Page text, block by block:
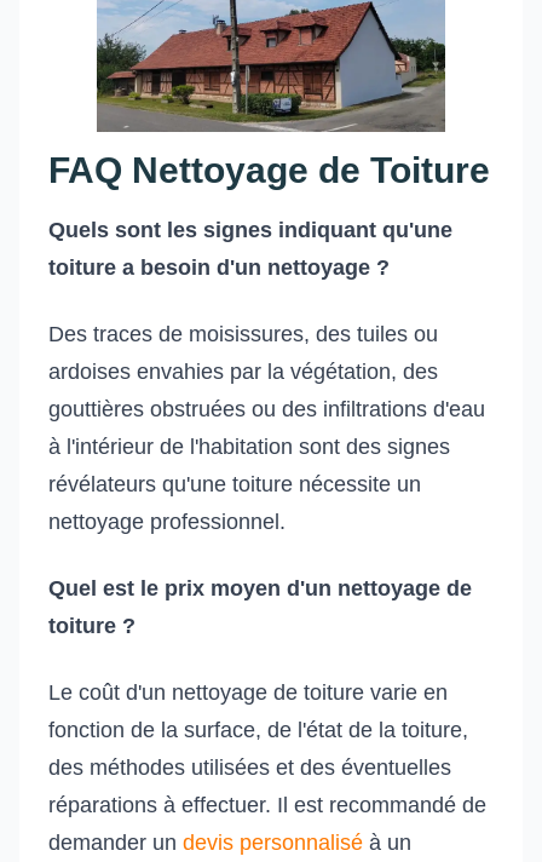
FAQ Nettoyage de Toiture
Quels sont les signes indiquant qu'une
toiture a besoin d'un nettoyage ?
Des traces de moisissures, des tuiles ou
ardoises envahies par la végétation, des
gouttières obstruées ou des infiltrations d'eau
à l'intérieur de l'habitation sont des signes
révélateurs qu'une toiture nécessite un
nettoyage professionnel.
Quel est le prix moyen d'un nettoyage de
toiture ?
Le coût d'un nettoyage de toiture varie en
fonction de la surface, de l'état de la toiture,
des méthodes utilisées et des éventuelles
réparations à effectuer. Il est recommandé de
demander un devis personnalisé à un